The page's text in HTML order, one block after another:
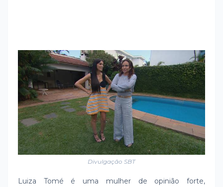
Divulgação SBT
Luiza Tomé é uma mulher de opinião forte,